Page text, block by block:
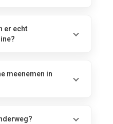
er echt
meenemen in